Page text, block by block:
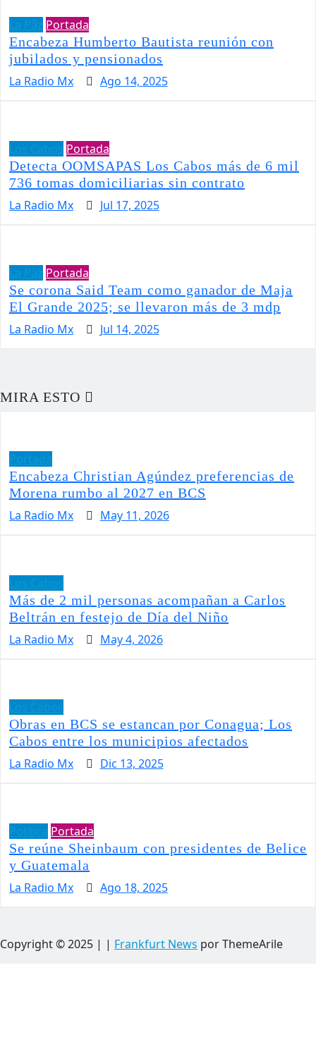
Portada
Encabeza Humberto Bautista reunión con
jubilados y pensionados
La Radio Mx
Ago 14, 2025
Portada
Detecta OOMSAPAS Los Cabos más de 6 mil
736 tomas domiciliarias sin contrato
La Radio Mx
Jul 17, 2025
Portada
Se corona Said Team como ganador de Maja
El Grande 2025; se llevaron más de 3 mdp
La Radio Mx
Jul 14, 2025
MIRA ESTO
Encabeza Christian Agúndez preferencias de
Morena rumbo al 2027 en BCS
La Radio Mx
May 11, 2026
Más de 2 mil personas acompañan a Carlos
Beltrán en festejo de Día del Niño
La Radio Mx
May 4, 2026
Obras en BCS se estancan por Conagua; Los
Cabos entre los municipios afectados
La Radio Mx
Dic 13, 2025
Portada
Se reúne Sheinbaum con presidentes de Belice
y Guatemala
La Radio Mx
Ago 18, 2025
Copyright © 2025 | | Frankfurt News por ThemeArile